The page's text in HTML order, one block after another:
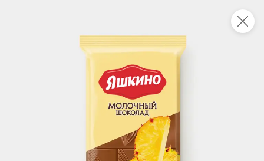
НОВОЕ